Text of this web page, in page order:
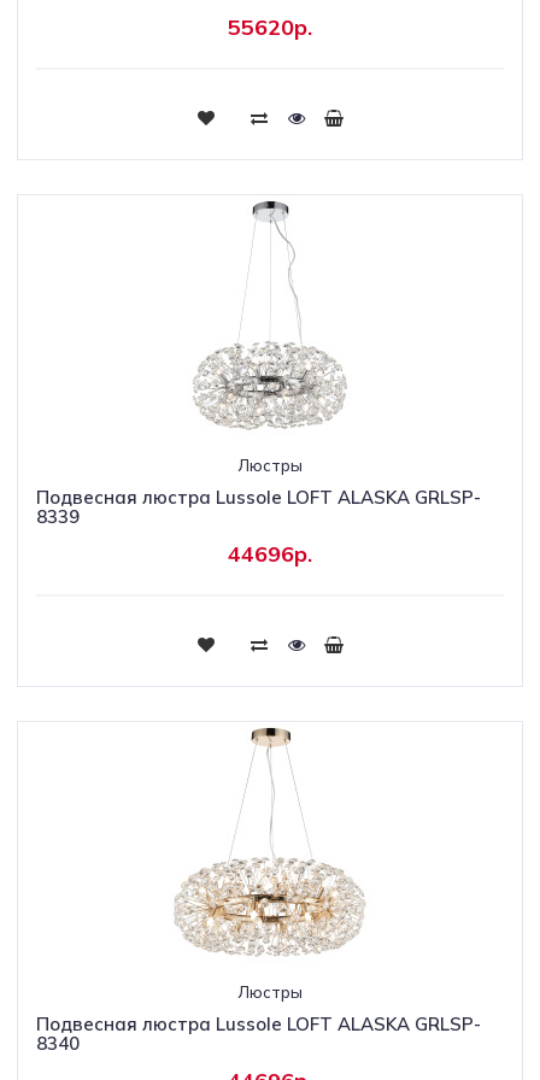
55620р.
Люстры
Подвесная люстра Lussole LOFT ALASKA GRLSP-
8339
44696р.
Люстры
Подвесная люстра Lussole LOFT ALASKA GRLSP-
8340